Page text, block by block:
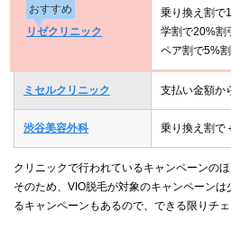
おすすめ
リゼクリニック
乗り換え割で
学割で20%割
ペア割で5%
ミセルクリニック 支払い金額か
渋谷美容外科 乗り換え割で
クリニックで行われているキャンペーンの
そのため、VIO脱毛が対象のキャンペーン
るキャンペーンもあるので、できる限りチェ